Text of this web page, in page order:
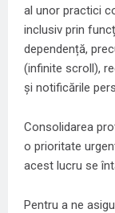
al unor practici
inclusiv prin
dependență,
(infinite scroll),
și notificările
Consolidarea
o prioritate
acest lucru se
Pentru a ne